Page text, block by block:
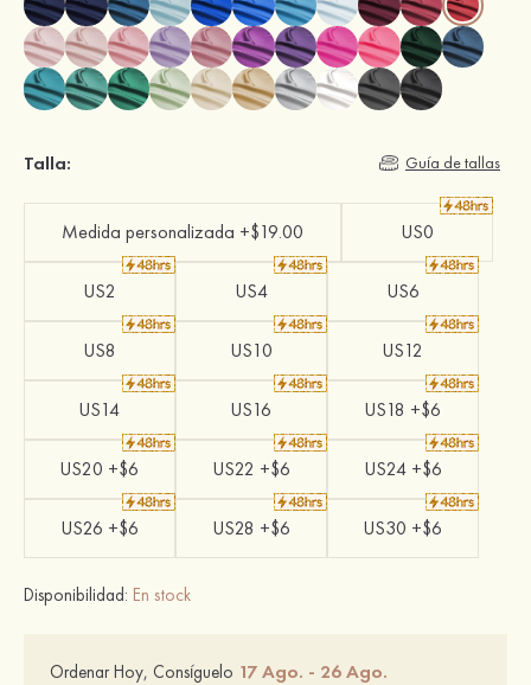
Talla: Guía de tallas
Medida personalizada +$19.00 US0
US2 US4 US6
US8 US10 US12
US14 US16 US18 +$6
US20 +$6 US22 +$6 US24 +$6
US26 +$6 US28 +$6 US30 +$6
Disponibilidad: En stock
Ordenar Hoy, Consíguelo 17 Ago. - 26 Ago.